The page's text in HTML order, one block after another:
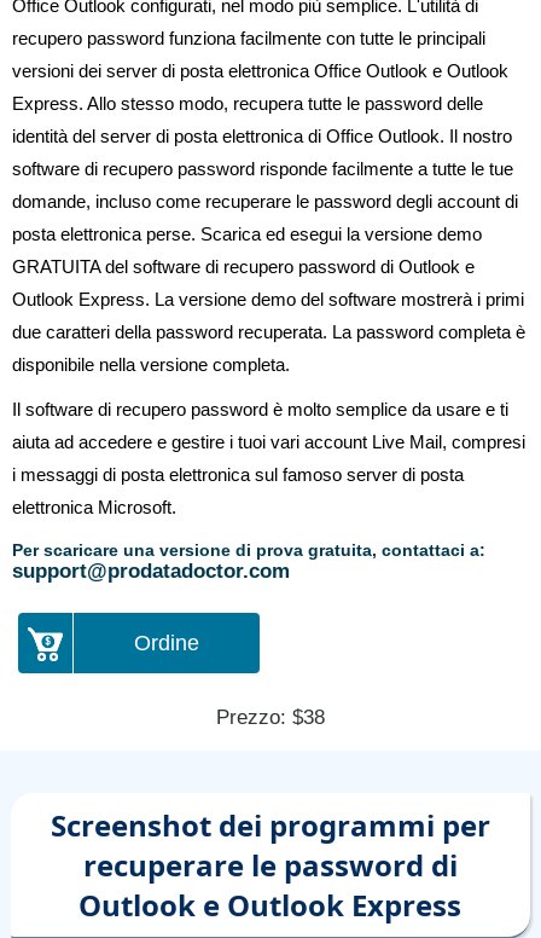
Office Outlook configurati, nel modo più semplice. L'utilità di
recupero password funziona facilmente con tutte le principali
versioni dei server di posta elettronica Office Outlook e Outlook
Express. Allo stesso modo, recupera tutte le password delle
identità del server di posta elettronica di Office Outlook. Il nostro
software di recupero password risponde facilmente a tutte le tue
domande, incluso come recuperare le password degli account di
posta elettronica perse. Scarica ed esegui la versione demo
GRATUITA del software di recupero password di Outlook e
Outlook Express. La versione demo del software mostrerà i primi
due caratteri della password recuperata. La password completa è
disponibile nella versione completa.
Il software di recupero password è molto semplice da usare e ti
aiuta ad accedere e gestire i tuoi vari account Live Mail, compresi
i messaggi di posta elettronica sul famoso server di posta
elettronica Microsoft.
Per scaricare una versione di prova gratuita, contattaci a:
support@prodatadoctor.com
Ordine
Prezzo: $38
Screenshot dei programmi per
recuperare le password di
Outlook e Outlook Express